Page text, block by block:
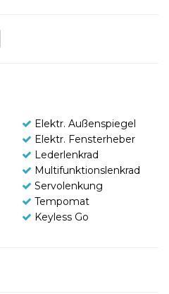
Elektr. Außenspiegel
Elektr. Fensterheber
Lederlenkrad
Multifunktionslenkrad
Servolenkung
Tempomat
Keyless Go